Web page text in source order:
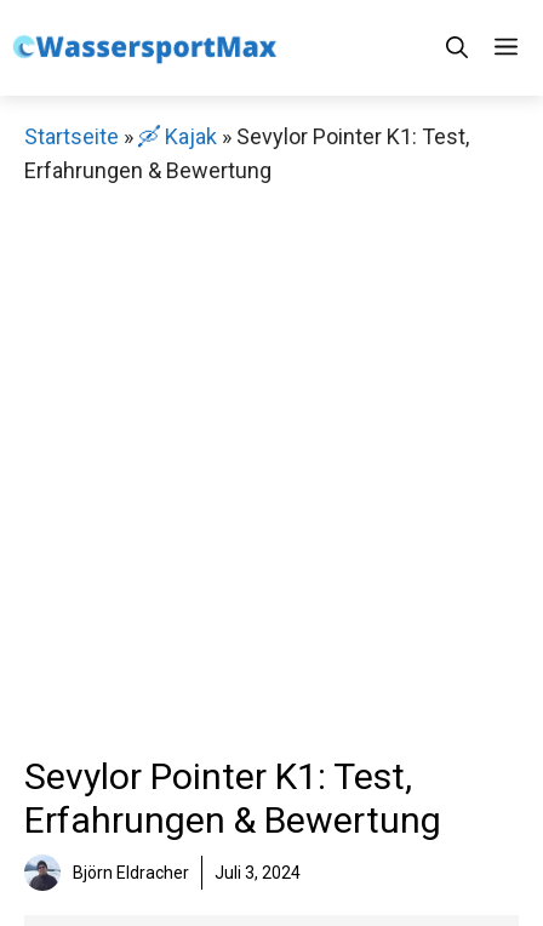
Inhalt
Startseite » 🛶 Kajak » Sevylor Pointer K1: Test,
Erfahrungen & Bewertung
Sevylor Pointer K1: Test,
Erfahrungen & Bewertung
Björn Eldracher Juli 3, 2024